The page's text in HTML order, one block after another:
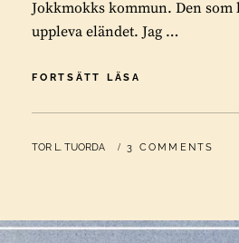
Jokkmokks kommun. Den som
uppleva eländet. Jag …
FORTSÄTT LÄSA
MEN
FATTIG
BY
TOR L. TUORDA 3 COMMENTS